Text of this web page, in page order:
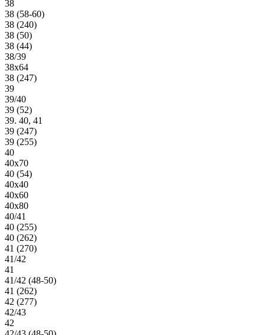
38
38 (58-60)
38 (240)
38 (50)
38 (44)
38/39
38х64
38 (247)
39
39/40
39 (52)
39. 40, 41
39 (247)
39 (255)
40
40х70
40 (54)
40х40
40х60
40х80
40/41
40 (255)
40 (262)
41 (270)
41/42
41
41/42 (48-50)
41 (262)
42 (277)
42/43
42